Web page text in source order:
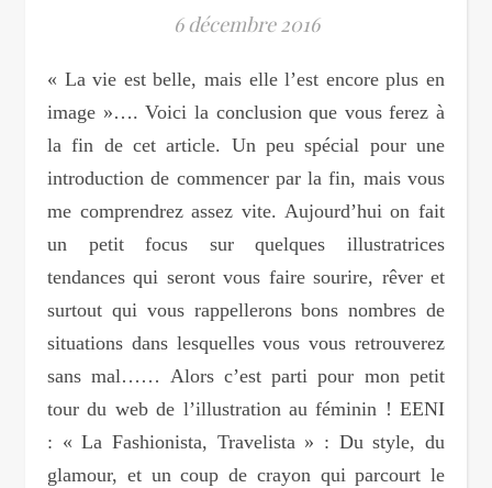
6 décembre 2016
« La vie est belle, mais elle l’est encore plus en
image »…. Voici la conclusion que vous ferez à
la fin de cet article. Un peu spécial pour une
introduction de commencer par la fin, mais vous
me comprendrez assez vite. Aujourd’hui on fait
un petit focus sur quelques illustratrices
tendances qui seront vous faire sourire, rêver et
surtout qui vous rappellerons bons nombres de
situations dans lesquelles vous vous retrouverez
sans mal…… Alors c’est parti pour mon petit
tour du web de l’illustration au féminin ! EENI
: « La Fashionista, Travelista » : Du style, du
glamour, et un coup de crayon qui parcourt le